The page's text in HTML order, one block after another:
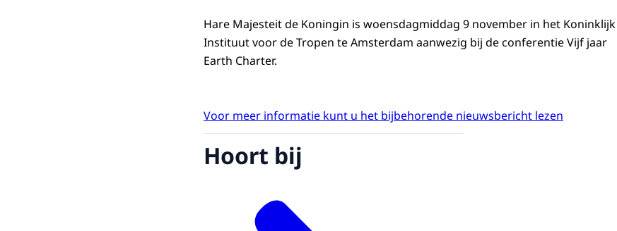
Hare Majesteit de Koningin is woensdagmiddag 9 november in het Koninklijk
Instituut voor de Tropen te Amsterdam aanwezig bij de conferentie Vijf jaar
Earth Charter.
Voor meer informatie kunt u het bijbehorende nieuwsbericht lezen
Hoort bij